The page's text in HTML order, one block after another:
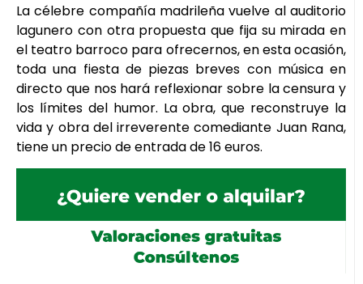
La célebre compañía madrileña vuelve al auditorio
lagunero con otra propuesta que fija su mirada en
el teatro barroco para ofrecernos, en esta ocasión,
toda una fiesta de piezas breves con música en
directo que nos hará reflexionar sobre la censura y
los límites del humor. La obra, que reconstruye la
vida y obra del irreverente comediante Juan Rana,
tiene un precio de entrada de 16 euros.